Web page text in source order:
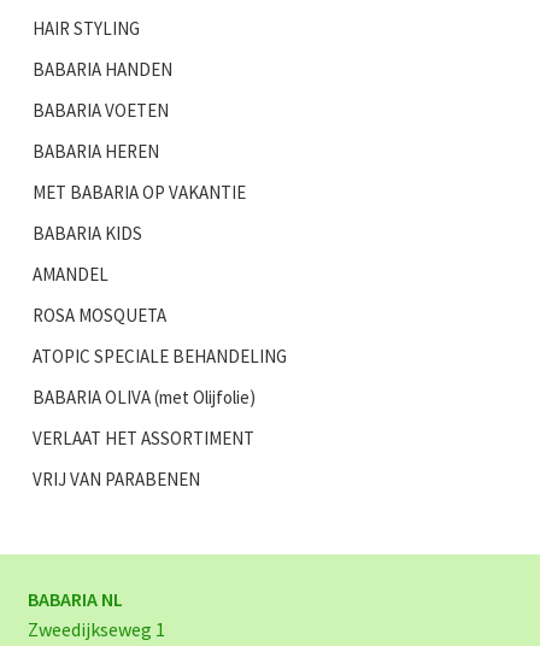
HAIR STYLING
BABARIA HANDEN
BABARIA VOETEN
BABARIA HEREN
MET BABARIA OP VAKANTIE
BABARIA KIDS
AMANDEL
ROSA MOSQUETA
ATOPIC SPECIALE BEHANDELING
BABARIA OLIVA (met Olijfolie)
VERLAAT HET ASSORTIMENT
VRIJ VAN PARABENEN
BABARIA NL
Zweedijkseweg 1